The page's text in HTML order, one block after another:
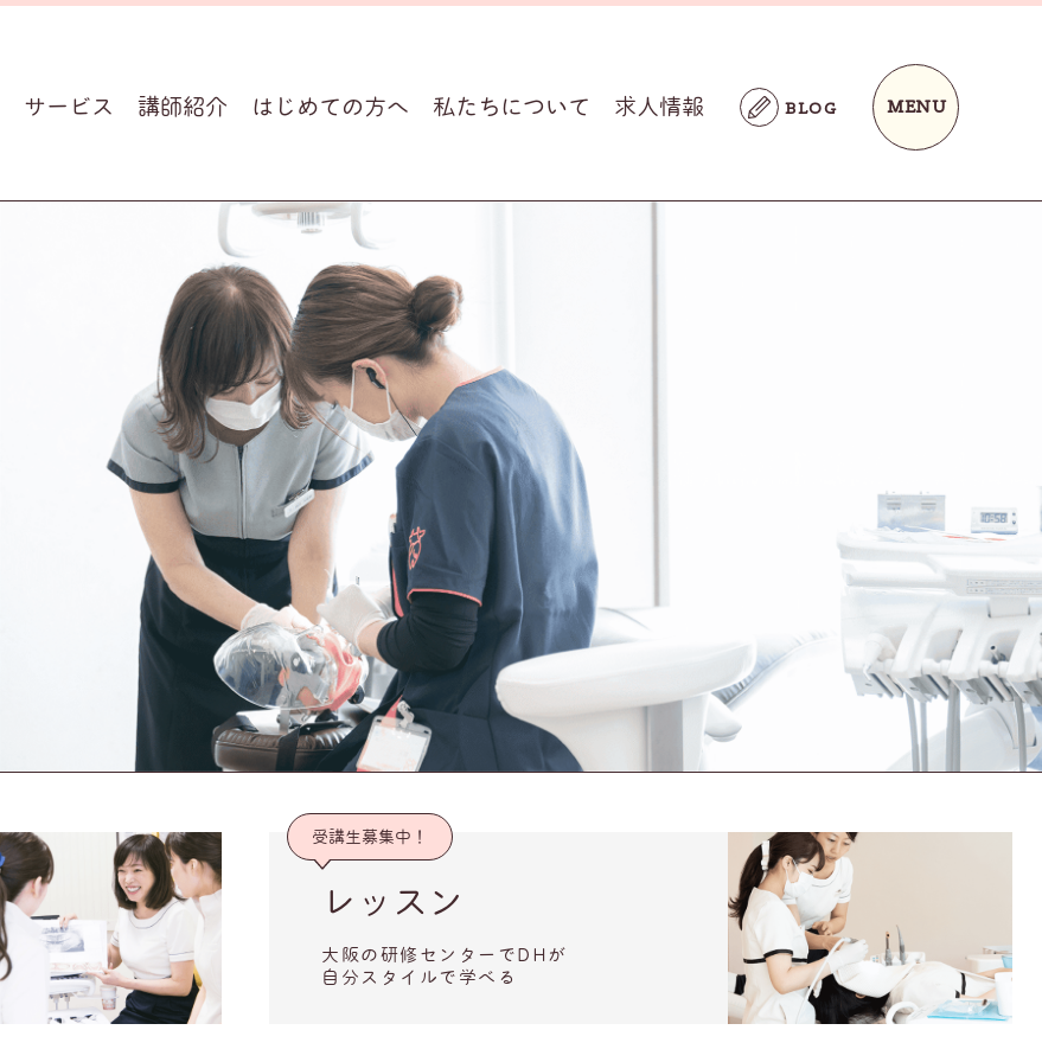
サービス 講師紹介 はじめての方へ 私たちについて 求人情報 BLOG MENU
レッスン
大阪の研修センターでDHが
自分スタイルで学べる
受講生募集中！